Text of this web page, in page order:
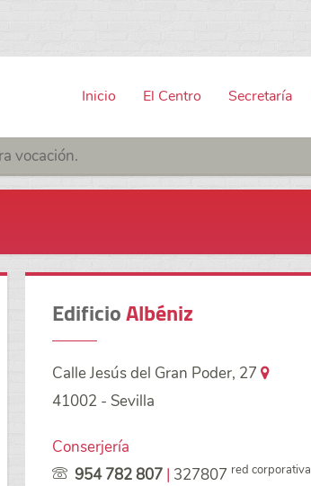
Inicio El Centro Secretaría
vocación.
EdificioAlbéniz
Calle Jesús del Gran Poder, 27
41002 - Sevilla
Conserjería
954 782 807 | 327807 red corporativa